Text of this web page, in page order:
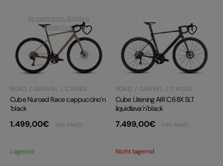
In mehreren Größen
erhältlich
ROAD / GRAVEL / CROSS
Cube Nuroad Race cappuccino´n
´black
1.499,00€ inkl. MwSt.
Lagernd
ROAD / GRAVEL / CROSS
Cube Litening AIR C:68X SLT
liquidlava´n´black
7.499,00€ inkl. MwSt.
Nicht lagernd